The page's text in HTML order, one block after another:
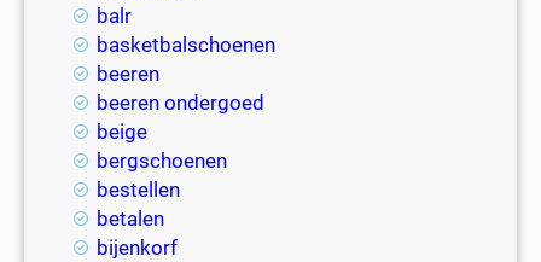
balr
basketbalschoenen
beeren
beeren ondergoed
beige
bergschoenen
bestellen
betalen
bijenkorf